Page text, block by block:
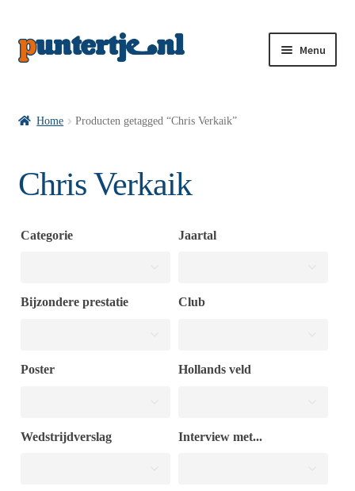
Menu
Home Producten getagged “Chris Verkaik”
Chris Verkaik
Categorie Jaartal
Bijzondere prestatie Club
Poster Hollands veld
Wedstrijdverslag Interview met...